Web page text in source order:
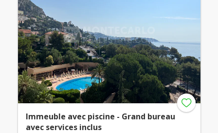
Immeuble avec piscine - Grand bureau
avec services inclus